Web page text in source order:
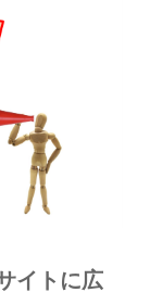
イトに広